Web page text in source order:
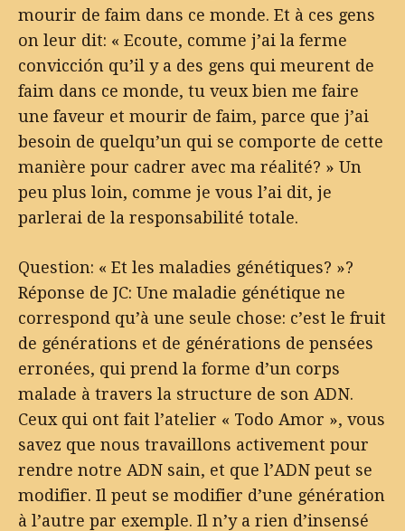
mourir de faim dans ce monde. Et à ces gens
on leur dit: « Ecoute, comme j’ai la ferme
convicción qu’il y a des gens qui meurent de
faim dans ce monde, tu veux bien me faire
une faveur et mourir de faim, parce que j’ai
besoin de quelqu’un qui se comporte de cette
manière pour cadrer avec ma réalité? » Un
peu plus loin, comme je vous l’ai dit, je
parlerai de la responsabilité totale.
Question: « Et les maladies génétiques? »?
Réponse de JC: Une maladie génétique ne
correspond qu’à une seule chose: c’est le fruit
de générations et de générations de pensées
erronées, qui prend la forme d’un corps
malade à travers la structure de son ADN.
Ceux qui ont fait l’atelier « Todo Amor », vous
savez que nous travaillons activement pour
rendre notre ADN sain, et que l’ADN peut se
modifier. Il peut se modifier d’une génération
à l’autre par exemple. Il n’y a rien d’insensé